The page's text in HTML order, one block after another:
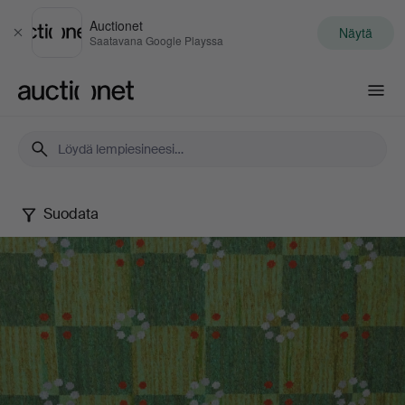
Sulje
Auctionet
Saatavana Google Playssa Näytä
Autumn
Quality
Sale
Suodata